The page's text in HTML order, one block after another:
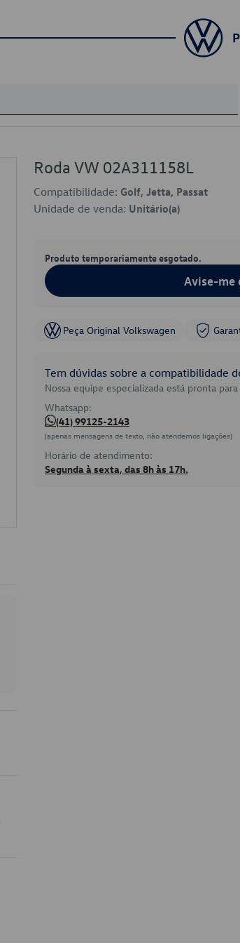
Roda VW 02A311158L
Compatibilidade: Golf, Jetta, Passat
Unidade de venda: Unitário(a)
Produto temporariamente esgotado.
Avise-me
Peça Original Volkswagen
Tem dúvidas sobre a compatibilidade
Nossa equipe especializada está pronta
Whatsapp:
(41) 99125-2143
(apenas mensagens de texto, não atendemos ligações)
Horário de atendimento:
Segunda à sexta, das 8h às 17h.